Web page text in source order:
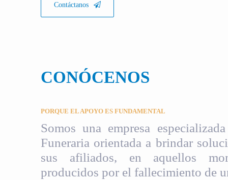
Contáctanos
CONÓCENOS
PORQUE EL APOYO ES FUNDAMENTAL
Somos una empresa
Funeraria orientada a brindar
sus afiliados, en aquellos
producidos por el fallecimiento de